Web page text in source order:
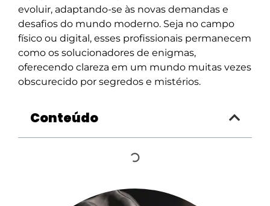
evoluir, adaptando-se às novas demandas e
desafios do mundo moderno. Seja no campo
físico ou digital, esses profissionais permanecem
como os solucionadores de enigmas,
oferecendo clareza em um mundo muitas vezes
obscurecido por segredos e mistérios.
Conteúdo